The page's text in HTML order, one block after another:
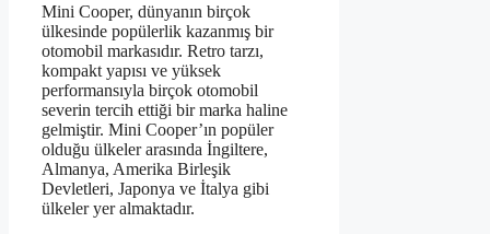
Mini Cooper, dünyanın birçok
ülkesinde popülerlik kazanmış bir
otomobil markasıdır. Retro tarzı,
kompakt yapısı ve yüksek
performansıyla birçok otomobil
severin tercih ettiği bir marka haline
gelmiştir. Mini Cooper’ın popüler
olduğu ülkeler arasında İngiltere,
Almanya, Amerika Birleşik
Devletleri, Japonya ve İtalya gibi
ülkeler yer almaktadır.